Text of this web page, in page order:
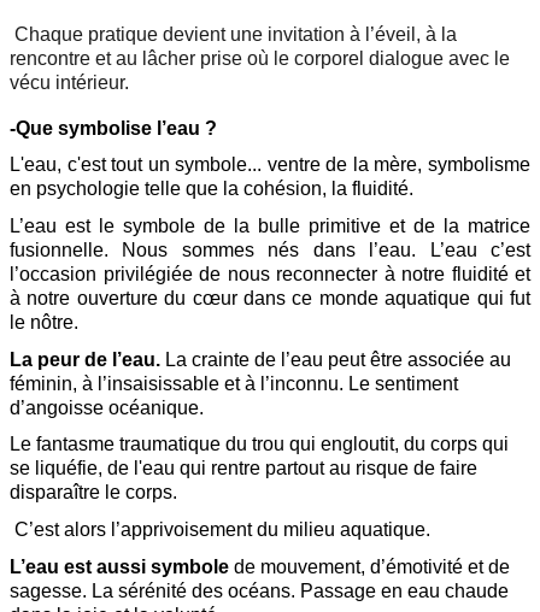
Chaque pratique devient une invitation à l’éveil, à la
rencontre et au lâcher prise où le corporel dialogue avec le
vécu intérieur.
-Que symbolise l’eau ?
L'eau, c'est tout un symbole... ventre de la mère, symbolisme
en psychologie telle que la cohésion, la fluidité.
L’eau est le symbole de la bulle primitive et de la matrice
fusionnelle. Nous sommes nés dans l’eau. L’eau c’est
l’occasion privilégiée de nous reconnecter à notre fluidité et
à notre ouverture du cœur dans ce monde aquatique qui fut
le nôtre.
La peur de l’eau. La crainte de l’eau peut être associée au
féminin, à l’insaisissable et à l’inconnu. Le sentiment
d’angoisse océanique.
Le fantasme traumatique du trou qui engloutit, du corps qui
se liquéfie, de l'eau qui rentre partout au risque de faire
disparaître le corps.
C’est alors l’apprivoisement du milieu aquatique.
L’eau est aussi symbole de mouvement, d’émotivité et de
sagesse. La sérénité des océans. Passage en eau chaude